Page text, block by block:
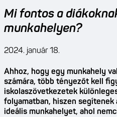
Mi fontos a
munkahelyen?
2024. január 18.
Ahhoz, hogy egy munkahely
számára, több tényezőt kell
iskolaszövetkezetek
folyamatban, hiszen segítenek
ideális munkahelyet, ahol